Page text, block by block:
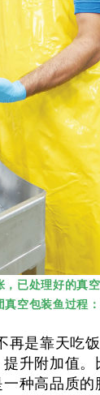
，已处理好的真
空包装鱼过程
再是靠天吃
升附加值
种高品质的